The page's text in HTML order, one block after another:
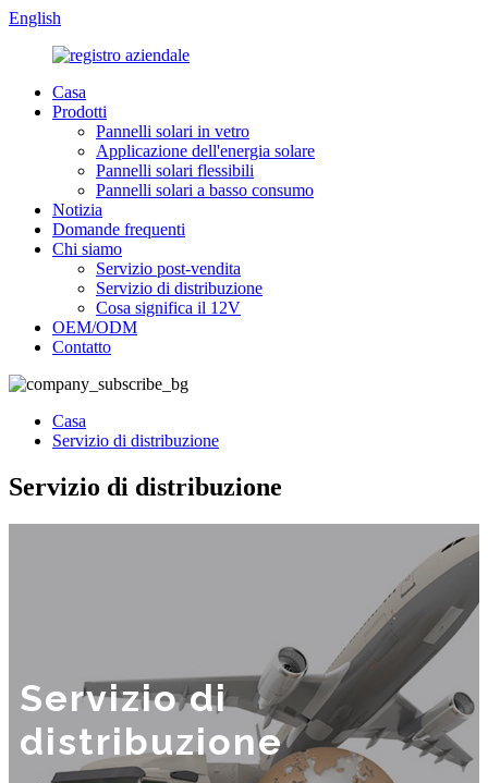
English
Casa
Prodotti
Pannelli solari in vetro
Applicazione dell'energia solare
Pannelli solari flessibili
Pannelli solari a basso consumo
Notizia
Domande frequenti
Chi siamo
Servizio post-vendita
Servizio di distribuzione
Cosa significa il 12V
OEM/ODM
Contatto
Casa
Servizio di distribuzione
Servizio di distribuzione
Servizio di
distribuzione